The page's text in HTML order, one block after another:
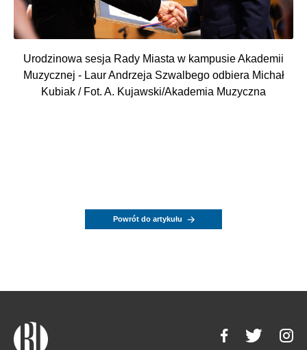
Urodzinowa sesja Rady Miasta w kampusie Akademii
Muzycznej - Laur Andrzeja Szwalbego odbiera Michał
Kubiak / Fot. A. Kujawski/Akademia Muzyczna
Powrót do artykułu